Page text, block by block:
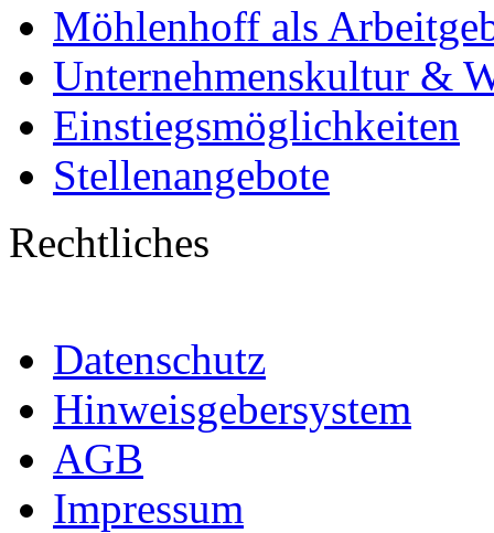
Möhlenhoff als
Unternehmenskultur &
Einstiegsmöglichkeiten
Stellenangebote
Rechtliches
Datenschutz
Hinweisgebersystem
AGB
Impressum